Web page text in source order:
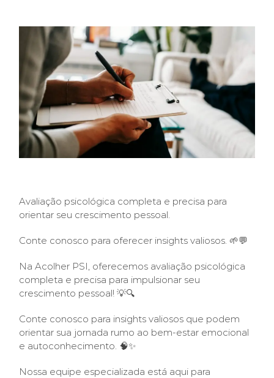
Atendimento Online
Avaliação psicológica completa e precisa para
orientar seu crescimento pessoal.
Conte conosco para oferecer insights valiosos. 🌱💬
Na Acolher PSI, oferecemos avaliação psicológica
completa e precisa para impulsionar seu
crescimento pessoal! 💡🔍
Conte conosco para insights valiosos que podem
orientar sua jornada rumo ao bem-estar emocional
e autoconhecimento. 🧠✨
Nossa equipe especializada está aqui para